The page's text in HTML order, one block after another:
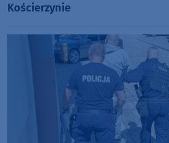
Kościerzynie